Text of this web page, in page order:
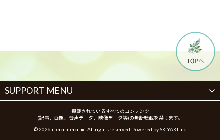
SUPPORT MENU
掲載されているすべてのコンテンツ
(記事、画像、音声データ、映像データ等)の無断転載を禁じます。
© 2026 merci merci Inc. All rights reserved. Powered bySKIYAKI Inc.